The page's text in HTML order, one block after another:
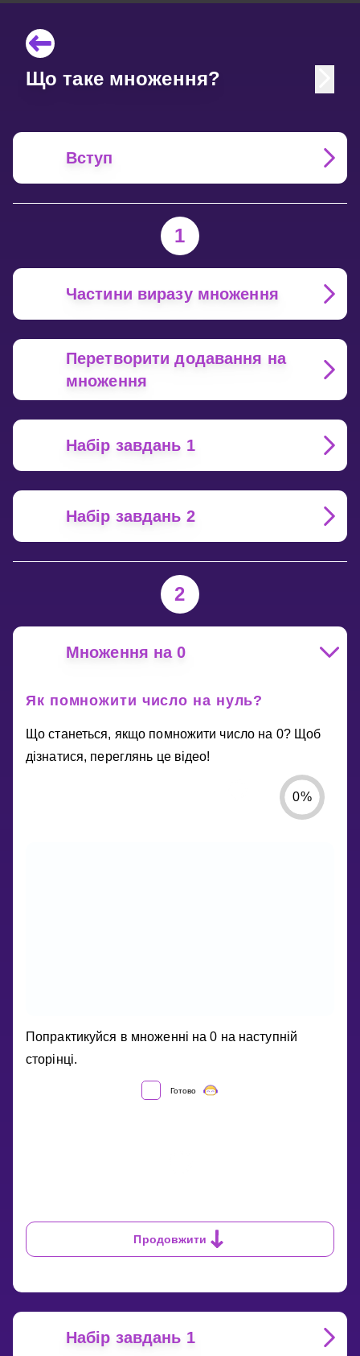
Що таке множення?
Вступ
1
Частини виразу множення
Перетворити додавання на
множення
Набір завдань 1
Набір завдань 2
2
Множення на 0
Як помножити число на нуль?
Що станеться, якщо помножити число на 0? Щоб
дізнатися, переглянь це відео!
0%
ЯК
ПОМНОЖИТИ
ЧИСЛО
Попрактикуйся в множенні на 0 на наступній
сторінці.
Готово
Продовжити
Набір завдань 1